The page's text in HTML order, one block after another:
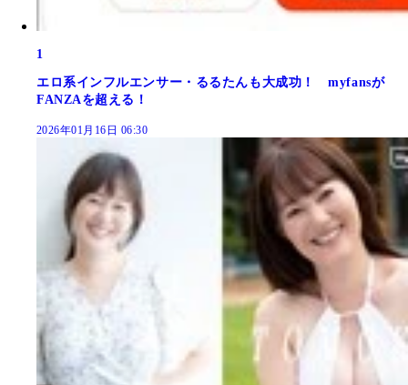
1
エロ系インフルエンサー・るるたんも大成功！ myfansが
FANZAを超える！
2026年01月16日 06:30